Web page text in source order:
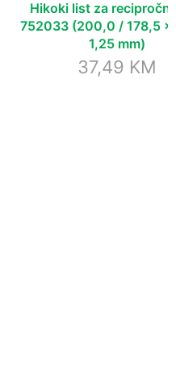
Hikoki list za
752033 (200,0 / 178,5 x
1,25 mm)
37,49 KM